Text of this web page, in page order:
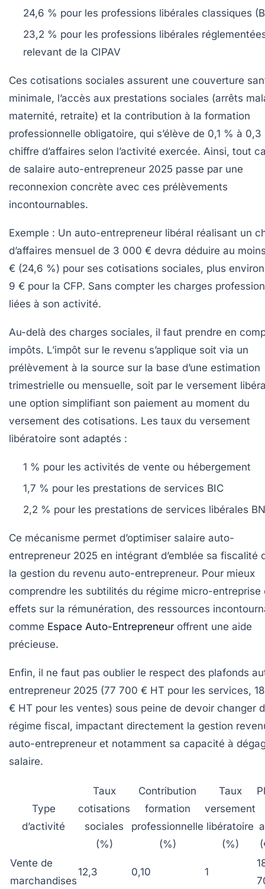
24,6 % pour les professions libérales classiques
23,2 % pour les professions libérales
relevant de la CIPAV
Ces cotisations sociales assurent une couverture
minimale, l’accès aux prestations sociales (arrêts
maternité, retraite) et la contribution à la formation
professionnelle obligatoire, qui s’élève de 0,1 % à 0,3
chiffre d’affaires selon l’activité exercée. Ainsi, tout
de salaire auto-entrepreneur 2025 passe par une
reconnexion concrète avec ces prélèvements
incontournables.
Exemple : Un auto-entrepreneur libéral réalisant un
d’affaires mensuel de 3 000 € devra déduire au
€ (24,6 %) pour ses cotisations sociales, plus
9 € pour la CFP. Sans compter les charges
liées à son activité.
Au-delà des charges sociales, il faut prendre en
impôts. L’impôt sur le revenu s’applique soit via un
prélèvement à la source sur la base d’une estimation
trimestrielle ou mensuelle, soit par le versement
une option simplifiant son paiement au moment du
versement des cotisations. Les taux du versement
libératoire sont adaptés :
1 % pour les activités de vente ou hébergement
1,7 % pour les prestations de services BIC
2,2 % pour les prestations de services libérales
Ce mécanisme permet d’optimiser salaire auto-
entrepreneur 2025 en intégrant d’emblée sa fiscalité
la gestion du revenu auto-entrepreneur. Pour mieux
comprendre les subtilités du régime micro-entreprise
effets sur la rémunération, des ressources
comme Espace Auto-Entrepreneur offrent une aide
précieuse.
Enfin, il ne faut pas oublier le respect des plafonds
entrepreneur 2025 (77 700 € HT pour les services,
€ HT pour les ventes) sous peine de devoir changer
régime fiscal, impactant directement la gestion
auto-entrepreneur et notamment sa capacité à
salaire.
Type
d’activité
Taux
cotisations
sociales
(%)
Contribution
formation
professionnelle
(%)
Taux
versement
libératoire
(%)
Vente de
marchandises
12,3 0,10 1